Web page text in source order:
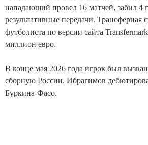
нападающий провел 16 матчей, забил 4
результативные передачи. Трансферная
футболиста по версии сайта
миллион евро.
В конце мая 2026 года игрок был
сборную России. Ибрагимов
Буркина-Фасо.